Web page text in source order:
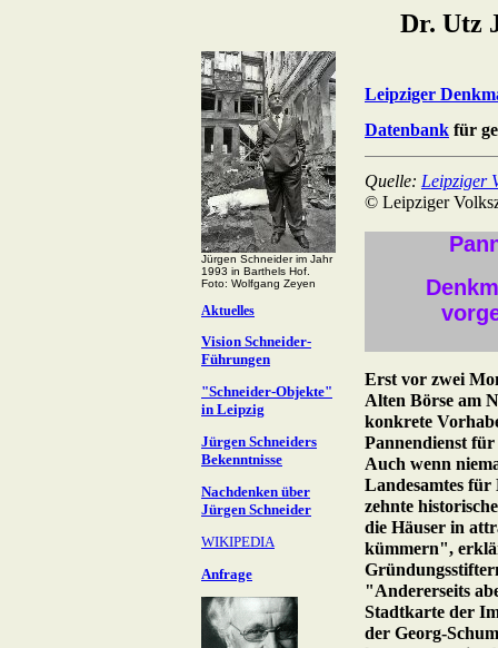
Dr. Utz
Jürgen Schneider im Jahr
1993 in Barthels Hof.
Foto: Wolfgang Zeyen
Aktuelles
Vision Schneider-
Führungen
"Schneider-Objekte"
in Leipzig
Jürgen Schneiders
Bekenntnisse
Nachdenken über
Jürgen Schneider
WIKIPEDIA
Anfrage
Leipziger
Datenbank für
Quelle: Leipziger
© Leipziger
Erst vor zwei
Alten Börse am
konkrete
Pannendienst
Auch wenn
Landesamtes für
zehnte
die Häuser in
kümmern",
"Andererseits
Stadtkarte der
der Georg-